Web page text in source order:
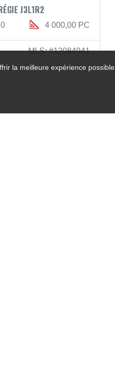
J3L1R2
0 4 000,00 PC
MLS: #12084941
la meilleure expérience